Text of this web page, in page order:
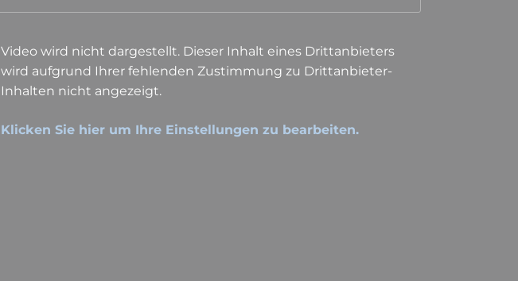
Video wird nicht dargestellt. Dieser Inhalt eines Drittanbieters
wird aufgrund Ihrer fehlenden Zustimmung zu Drittanbieter-
Inhalten nicht angezeigt.
Klicken Sie hier um Ihre Einstellungen zu bearbeiten.